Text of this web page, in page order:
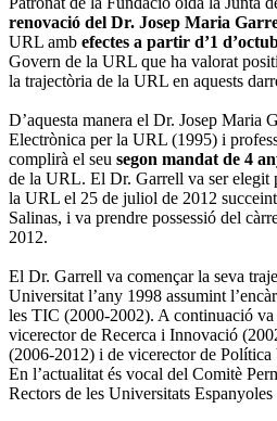
renovació del Dr. Josep Maria
URL amb efectes a partir d’1
Govern de la URL que ha valorat
la trajectòria de la URL en aquests
D’aquesta manera el Dr. Josep Maria
Electrònica per la URL (1995) i
complirà el seu segon mandat de 4
de la URL. El Dr. Garrell va ser elegit
la URL el 25 de juliol de 2012
Salinas, i va prendre possessió del
2012.
El Dr. Garrell va començar la seva
Universitat l’any 1998 assumint
les TIC (2000-2002). A continuació va
vicerector de Recerca i Innovació
(2006-2012) i de vicerector de
En l’actualitat és vocal del Comitè
Rectors de les Universitats